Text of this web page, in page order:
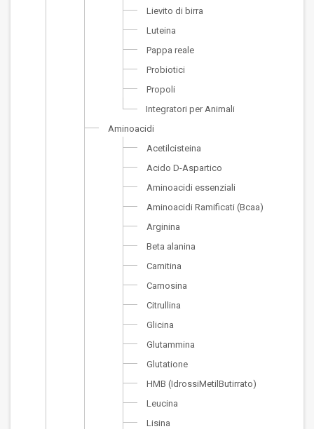
Lievito di birra
Luteina
Pappa reale
Probiotici
Propoli
Integratori per Animali
Aminoacidi
Acetilcisteina
Acido D-Aspartico
Aminoacidi essenziali
Aminoacidi Ramificati (Bcaa)
Arginina
Beta alanina
Carnitina
Carnosina
Citrullina
Glicina
Glutammina
Glutatione
HMB (IdrossiMetilButirrato)
Leucina
Lisina